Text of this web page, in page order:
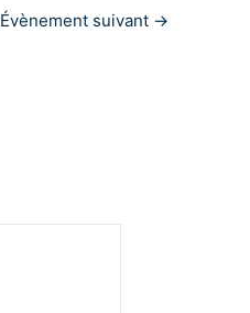
Évènement suivant →